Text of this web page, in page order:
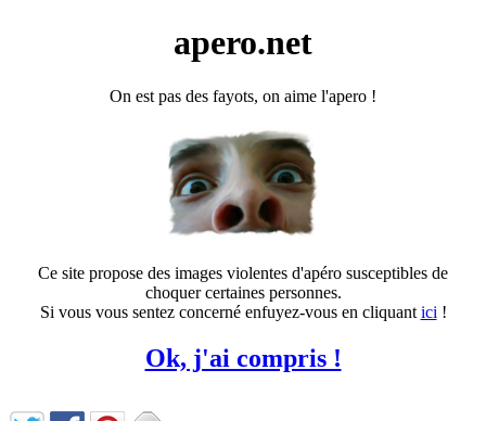
apero.net
On est pas des fayots, on aime l'apero !
Ce site propose des images violentes d'apéro susceptibles de
choquer certaines personnes.
Si vous vous sentez concerné enfuyez-vous en cliquant ici !
Ok, j'ai compris !